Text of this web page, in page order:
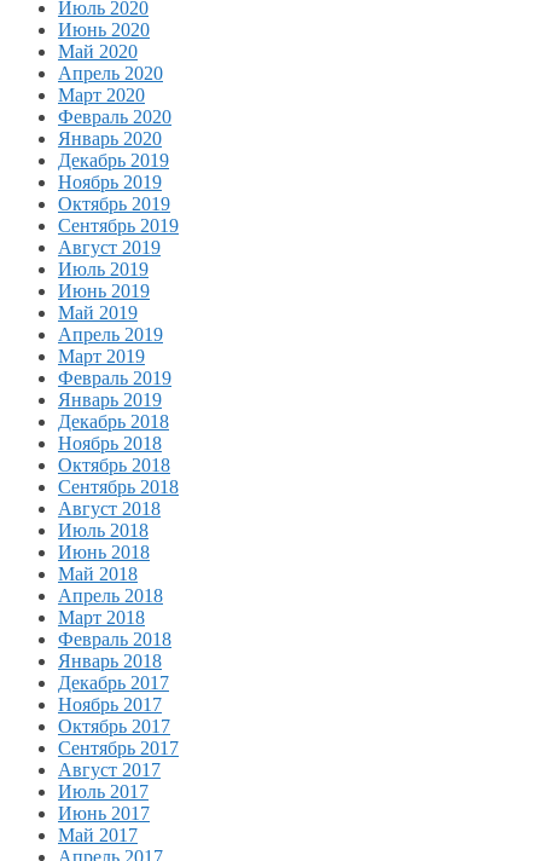
Июль 2020
Июнь 2020
Май 2020
Апрель 2020
Март 2020
Февраль 2020
Январь 2020
Декабрь 2019
Ноябрь 2019
Октябрь 2019
Сентябрь 2019
Август 2019
Июль 2019
Июнь 2019
Май 2019
Апрель 2019
Март 2019
Февраль 2019
Январь 2019
Декабрь 2018
Ноябрь 2018
Октябрь 2018
Сентябрь 2018
Август 2018
Июль 2018
Июнь 2018
Май 2018
Апрель 2018
Март 2018
Февраль 2018
Январь 2018
Декабрь 2017
Ноябрь 2017
Октябрь 2017
Сентябрь 2017
Август 2017
Июль 2017
Июнь 2017
Май 2017
Апрель 2017